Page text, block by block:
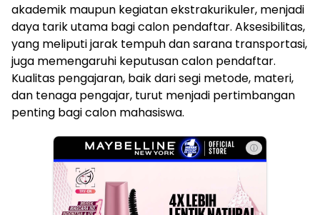
akademik maupun kegiatan ekstrakurikuler, menjadi
daya tarik utama bagi calon pendaftar. Aksesibilitas,
yang meliputi jarak tempuh dan sarana transportasi,
juga memengaruhi keputusan calon pendaftar.
Kualitas pengajaran, baik dari segi metode, materi,
dan tenaga pengajar, turut menjadi pertimbangan
penting bagi calon mahasiswa.
ⓘ